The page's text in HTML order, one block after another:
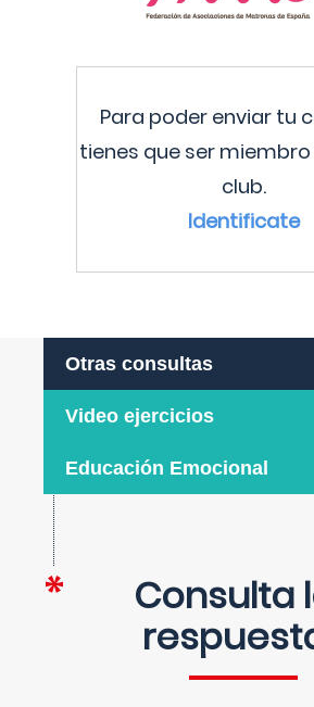
Para poder enviar tu
tienes que ser miembro
club.
Identificate
Otras consultas
Video ejercicios
Educación Emocional
Consulta